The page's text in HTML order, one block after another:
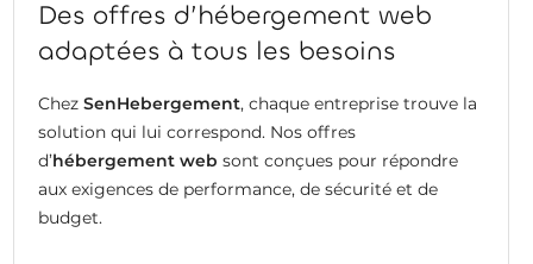
Des offres d’hébergement web
adaptées à tous les besoins
Chez SenHebergement, chaque entreprise trouve la
solution qui lui correspond. Nos offres
d’hébergement web sont conçues pour répondre
aux exigences de performance, de sécurité et de
budget.